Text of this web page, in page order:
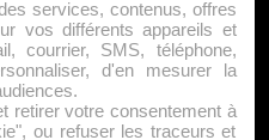
Cookies
services, contenus, offres
vos différents appareils et
courrier, SMS, téléphone,
d'en mesurer la
retirer votre consentement à
ou refuser les traceurs et